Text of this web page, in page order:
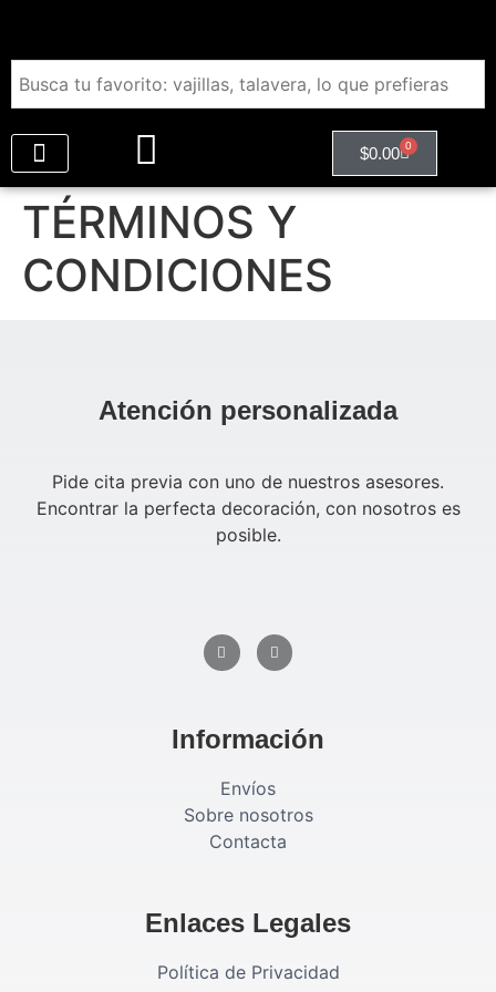
$0.00 0
TÉRMINOS Y
CONDICIONES
Atención personalizada
Pide cita previa con uno de nuestros asesores.
Encontrar la perfecta decoración, con nosotros es
posible.
Información
Envíos
Sobre nosotros
Contacta
Enlaces Legales
Política de Privacidad